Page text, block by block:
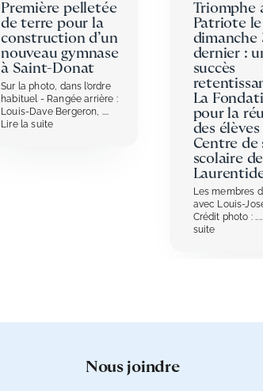
Première pelletée
de terre pour la
construction d’un
nouveau gymnase
à Saint-Donat
Sur la photo, dans l’ordre
habituel - Rangée arrière :
Louis-Dave Bergeron, ....
Lire la suite
Triomphe
Patriote le
dimanche
dernier :
succès
La
pour la
des élèves
Centre de
scolaire
Les membres
avec Louis-
Crédit photo :
suite
nous joindre